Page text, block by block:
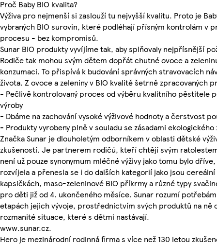
Proč Baby BIO kvalita?
Výživa pro nejmenší si zaslouží tu nejvyšší kvalitu. Proto je
vybraných BIO surovin, které podléhají přísným kontrolám v
procesu - bez kompromisů.
Sunar BIO produkty vyvíjíme tak, aby splňovaly nejpřísnější
Rodiče tak mohou svým dětem dopřát chutné ovoce a
konzumaci. To přispívá k budování správných stravovacích
života. Z ovoce a zeleniny v BIO kvalitě šetrně zpracovaných
- Pečlivě kontrolovaný proces od výběru kvalitního pěstitele
výroby
- Dbáme na zachování vysoké výživové hodnoty a čerstvost
- Produkty vyrobeny plně v souladu se zásadami
Značka Sunar je dlouholetým odborníkem v oblasti dětské
zkušeností. Je partnerem rodičů, kteří chtějí svým
není už pouze synonymum mléčné výživy jako tomu bylo
rozvíjela a přenesla se i do dalších kategorií jako jsou
kapsičkách, maso-zeleninové BIO příkrmy a různé typy
pro děti již od 4. ukončeného měsíce. Sunar rozumí
etapách jejich vývoje, prostřednictvím svých produktů na ně
rozmanité situace, které s dětmi nastávají.
www.sunar.cz.
Hero je mezinárodní rodinná firma s více než 130 letou